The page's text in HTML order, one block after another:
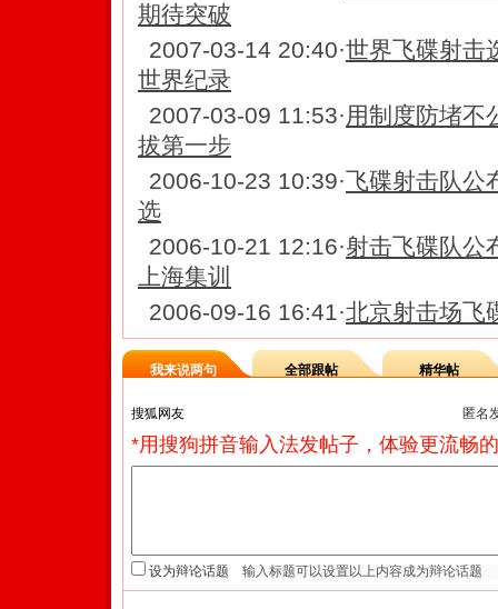
期待突破
2007-03-14 20:40·世界飞碟射击
世界纪录
2007-03-09 11:53·用制度防堵不
拔第一步
2006-10-23 10:39·飞碟射击队公
选
2006-10-21 12:16·射击飞碟队公
上海集训
2006-09-16 16:41·北京射击场飞
我来说两句 全部跟帖 精华帖
匿名
*用搜狗拼音输入法发帖子，体验更流畅
设为辩论话题